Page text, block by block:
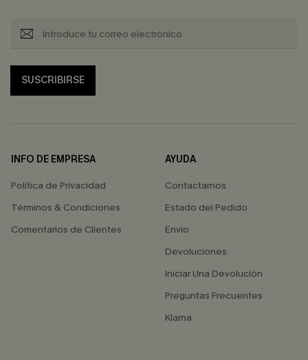
SUSCRIBIRSE
INFO DE EMPRESA
Política de Privacidad
Términos & Condiciones
Comentarios de Clientes
AYUDA
Contactarnos
Estado del Pedido
Envío
Devoluciones
Iniciar Una Devolución
Preguntas Frecuentes
Klarna